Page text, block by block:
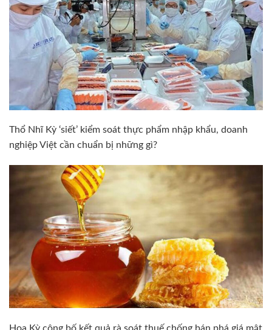
Thổ Nhĩ Kỳ ‘siết’ kiểm soát thực phẩm nhập khẩu, doanh
nghiệp Việt cần chuẩn bị những gì?